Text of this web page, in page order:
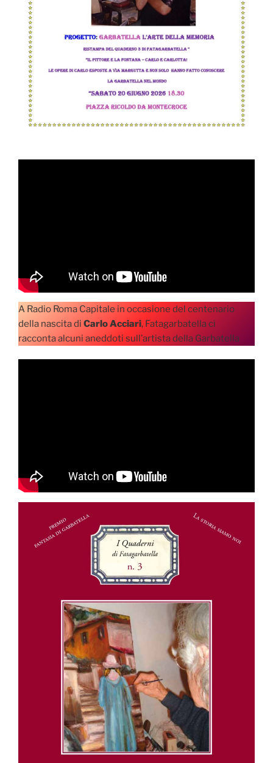
A Radio Roma Capitale in occasione del centenario
della nascita di Carlo Acciari, Fatagarbatella ci
racconta alcuni aneddoti sull’artista della Garbatella